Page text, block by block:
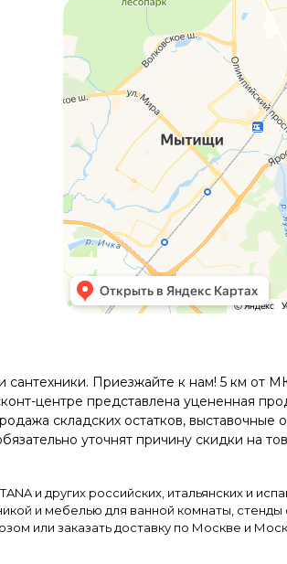
Приезжайте к нам! 5 км от
центре представлена уцененная
складских остатков,
уточнят причину скидки на
и других российских, итальянских и
и мебелью для ванной комнаты,
или заказать доставку по Москве и